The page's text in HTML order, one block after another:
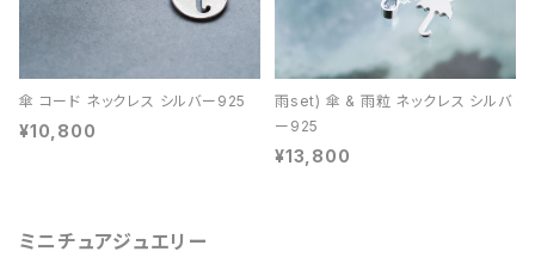
傘 コード ネックレス シルバー925
¥10,800
雨set) 傘 & 雨粒 ネックレス シルバ
ー925
¥13,800
ミニチュアジュエリー